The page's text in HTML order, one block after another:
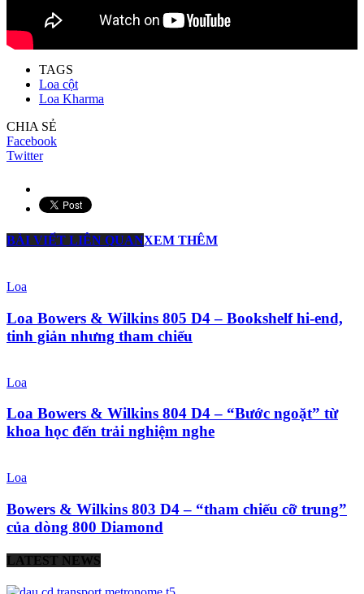
TAGS
Loa cột
Loa Kharma
CHIA SẺ
Facebook
Twitter
BÀI VIẾT LIÊN QUANXEM THÊM
Loa
Loa Bowers & Wilkins 805 D4 – Bookshelf hi-end,
tinh giản nhưng tham chiếu
Loa
Loa Bowers & Wilkins 804 D4 – “Bước ngoặt” từ
khoa học đến trải nghiệm nghe
Loa
Bowers & Wilkins 803 D4 – “tham chiếu cỡ trung”
của dòng 800 Diamond
LATEST NEWS